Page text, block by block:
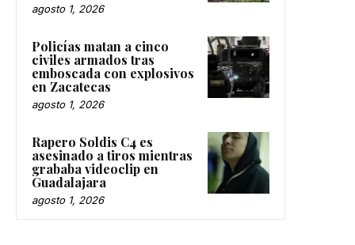
agosto 1, 2026
Policías matan a cinco
civiles armados tras
emboscada con explosivos
en Zacatecas
agosto 1, 2026
Rapero Soldis C4 es
asesinado a tiros mientras
grababa videoclip en
Guadalajara
agosto 1, 2026